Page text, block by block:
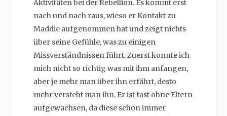
Aktivitäten bei der Rebellion. Es kommt erst
nach und nach raus, wieso er Kontakt zu
Maddie aufgenommen hat und zeigt nichts
über seine Gefühle, was zu einigen
Missverständnissen führt. Zuerst konnte ich
mich nicht so richtig was mit ihm anfangen,
aber je mehr man über ihn erfährt, desto
mehr versteht man ihn. Er ist fast ohne Eltern
aufgewachsen, da diese schon immer